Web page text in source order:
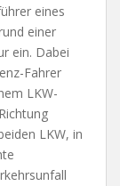
eines
einer
ein. Dabei
Fahrer
LKW-
LKW, in